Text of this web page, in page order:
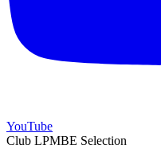
YouTube
Club LPMBE Selection